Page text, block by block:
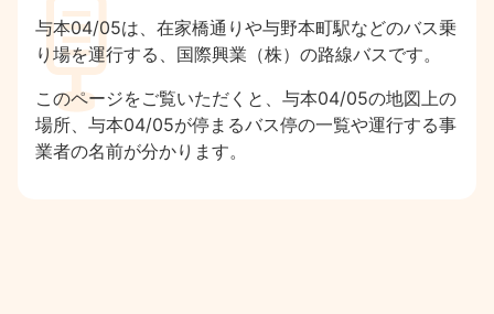
与本04/05は、在家橋通りや与野本町駅などのバス乗
り場を運行する、国際興業（株）の路線バスです。
このページをご覧いただくと、与本04/05の地図上の
場所、与本04/05が停まるバス停の一覧や運行する事
業者の名前が分かります。